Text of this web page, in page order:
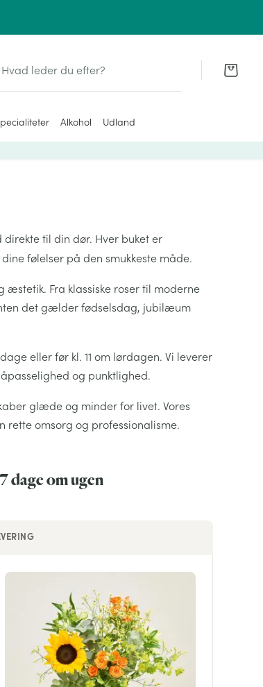
Alkohol Udland
til din dør. Hver buket er
følelser på den smukkeste måde.
Fra klassiske roser til moderne
det gælder fødselsdag, jubilæum
eller før kl. 11 om lørdagen. Vi leverer
og punktlighed.
glæde og minder for livet. Vores
rette omsorg og professionalisme.
dage om ugen